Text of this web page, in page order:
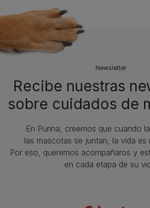
Newsletter
Recibe nuestras
sobre cuidados de
En Purina, creemos que cuando
las mascotas se juntan, la vida es
Por eso, queremos acompañaros y
en cada etapa de su